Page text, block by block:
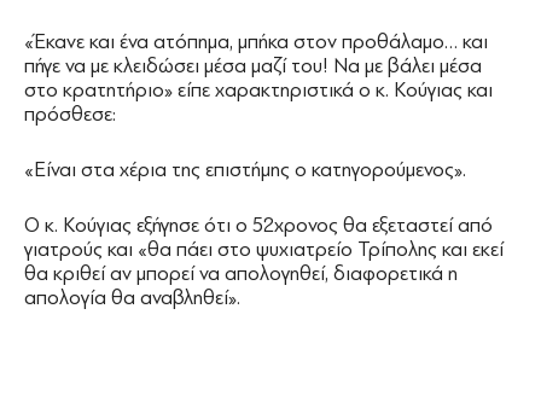
«Έκανε και ένα ατόπημα, μπήκα στον προθάλαμο… και
πήγε να με κλειδώσει μέσα μαζί του! Να με βάλει μέσα
στο κρατητήριο» είπε χαρακτηριστικά ο κ. Κούγιας και
πρόσθεσε:
«Είναι στα χέρια της επιστήμης ο κατηγορούμενος».
Ο κ. Κούγιας εξήγησε ότι ο 52χρονος θα εξεταστεί από
γιατρούς και «θα πάει στο ψυχιατρείο Τρίπολης και εκεί
θα κριθεί αν μπορεί να απολογηθεί, διαφορετικά η
απολογία θα αναβληθεί».